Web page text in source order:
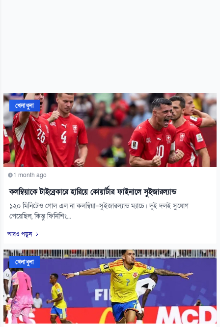
খেলাধুলা
1 month ago
কলম্বিয়াকে টাইব্রেকারে হারিয়ে কোয়ার্টার ফাইনালে সুইজারল্যান্ড
১২০ মিনিটেও গোল এল না কলম্বিয়া–সুইজারল্যান্ড ম্যাচে। দুই দলই সুযোগ
পেয়েছিল, কিন্তু ফিনিশিং...
আরও পড়ুন
খেলাধুলা